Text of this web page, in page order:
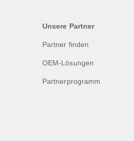
Unsere Partner
Partner finden
OEM-Lösungen
Partnerprogramm